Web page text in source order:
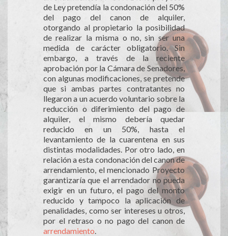
de Ley pretendía la condonación del 50%
del pago del canon de alquiler,
otorgando al propietario la posibilidad
de realizar la misma o no, sin ser una
medida de carácter obligatorio. Sin
embargo, a través de la reciente
aprobación por la Cámara de Senadores,
con algunas modificaciones, se pretende
que si ambas partes contratantes no
llegaron a un acuerdo voluntario sobre la
reducción o diferimiento del pago de
alquiler, el mismo debería quedar
reducido en un 50%, hasta el
levantamiento de la cuarentena en sus
distintas modalidades. Por otro lado, en
relación a esta condonación del canon de
arrendamiento, el mencionado Proyecto
garantizaría que el arrendador no pueda
exigir en un futuro, el pago del monto
reducido y tampoco la aplicación de
penalidades, como ser intereses u otros,
por el retraso o no pago del canon de
arrendamiento.